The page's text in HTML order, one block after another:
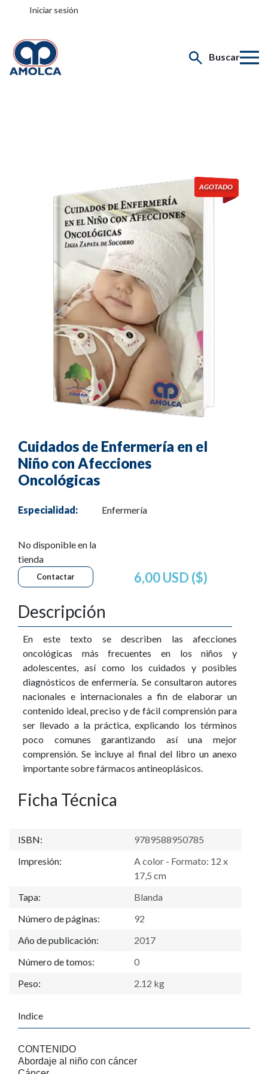
Iniciar sesión
Buscar
Cuidados de Enfermería en el
Niño con Afecciones
Oncológicas
Especialidad: Enfermería
No disponible en la
tienda
Contactar 6,00 USD ($)
Descripción
En este texto se describen las afecciones
oncológicas más frecuentes en los niños y
adolescentes, así como los cuidados y posibles
diagnósticos de enfermería. Se consultaron autores
nacionales e internacionales a fin de elaborar un
contenido ideal, preciso y de fácil comprensión para
ser llevado a la práctica, explicando los términos
poco comunes garantizando así una mejor
comprensión. Se incluye al final del libro un anexo
importante sobre fármacos antineoplásicos.
Ficha Técnica
ISBN:
9789588950785
Impresión:
A color - Formato: 12 x
17,5 cm
Tapa:
Blanda
Número de páginas:
92
Año de publicación:
2017
Número de tomos:
0
Peso:
2.12 kg
Indice
CONTENIDO
Abordaje al niño con cáncer